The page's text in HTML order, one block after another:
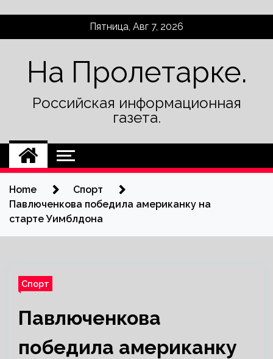
Пятница, Авг 7, 2026
На Пролетарке.
Российская информационная
газета.
Home
Спорт
Павлюченкова победила американку на
старте Уимблдона
Спорт
Павлюченкова
победила американку